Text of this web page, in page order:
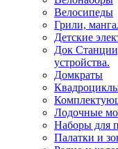
Велосипеды
Грили,
Детские
Док
устройства.
Домкраты
Лодочные
Наборы для
Палатки и